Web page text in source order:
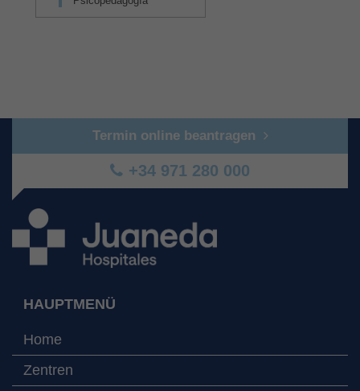
Termin online beantragen
+34 971 280 000
HAUPTMENÜ
Home
Zentren